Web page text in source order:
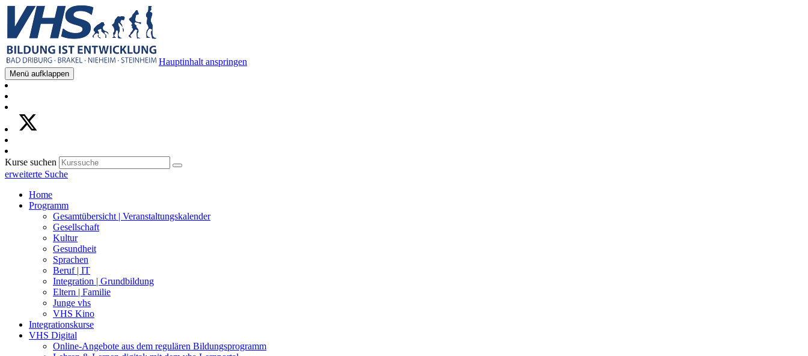
Hauptinhalt anspringen
Menü aufklappen
Kurse suchen
erweiterte Suche
Home
Programm
Gesamtübersicht | Veranstaltungskalender
Gesellschaft
Kultur
Gesundheit
Sprachen
Beruf | IT
Integration | Grundbildung
Eltern | Familie
Junge vhs
VHS Kino
Integrationskurse
VHS Digital
Online-Angebote aus dem regulären Bildungsprogramm